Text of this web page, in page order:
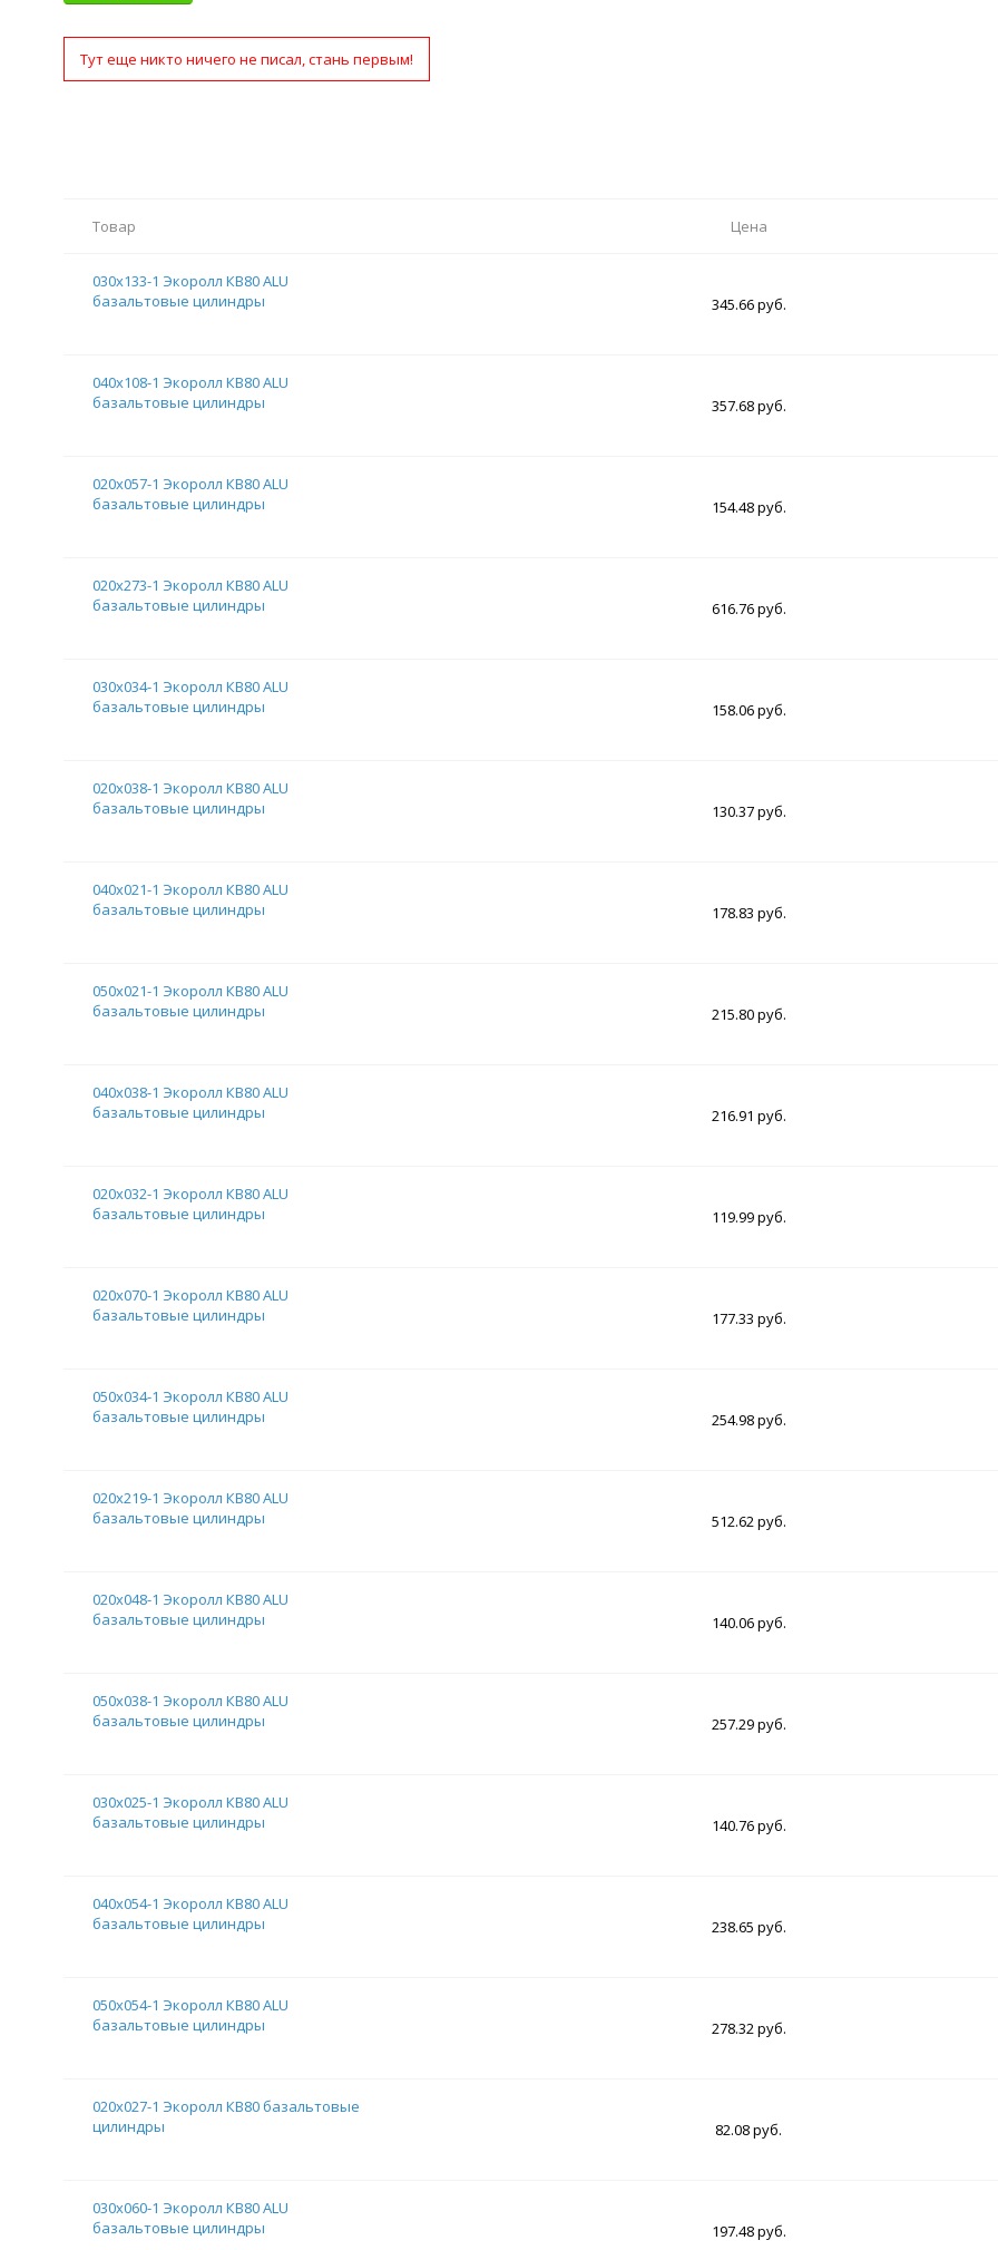
Тут еще никто ничего не писал, стань первым!
Товар Цена
030х133-1 Экоролл КВ80 ALU
базальтовые цилиндры
345.66 руб.
040х108-1 Экоролл КВ80 ALU
базальтовые цилиндры
357.68 руб.
020х057-1 Экоролл КВ80 ALU
базальтовые цилиндры
154.48 руб.
020х273-1 Экоролл КВ80 ALU
базальтовые цилиндры
616.76 руб.
030х034-1 Экоролл КВ80 ALU
базальтовые цилиндры
158.06 руб.
020х038-1 Экоролл КВ80 ALU
базальтовые цилиндры
130.37 руб.
040х021-1 Экоролл КВ80 ALU
базальтовые цилиндры
178.83 руб.
050х021-1 Экоролл КВ80 ALU
базальтовые цилиндры
215.80 руб.
040х038-1 Экоролл КВ80 ALU
базальтовые цилиндры
216.91 руб.
020х032-1 Экоролл КВ80 ALU
базальтовые цилиндры
119.99 руб.
020х070-1 Экоролл КВ80 ALU
базальтовые цилиндры
177.33 руб.
050х034-1 Экоролл КВ80 ALU
базальтовые цилиндры
254.98 руб.
020х219-1 Экоролл КВ80 ALU
базальтовые цилиндры
512.62 руб.
020х048-1 Экоролл КВ80 ALU
базальтовые цилиндры
140.06 руб.
050х038-1 Экоролл КВ80 ALU
базальтовые цилиндры
257.29 руб.
030х025-1 Экоролл КВ80 ALU
базальтовые цилиндры
140.76 руб.
040х054-1 Экоролл КВ80 ALU
базальтовые цилиндры
238.65 руб.
050х054-1 Экоролл КВ80 ALU
базальтовые цилиндры
278.32 руб.
020х027-1 Экоролл КВ80 базальтовые
цилиндры
82.08 руб.
030х060-1 Экоролл КВ80 ALU
базальтовые цилиндры
197.48 руб.